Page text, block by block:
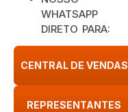
WHATSAPP
DIRETO PARA:
CENTRAL DE VENDAS
REPRESENTANTES